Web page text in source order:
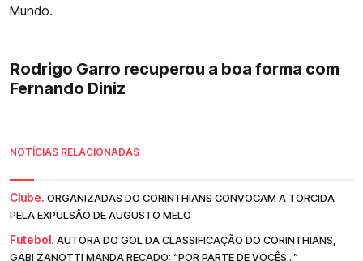
Mundo.
Rodrigo Garro recuperou a boa forma com
Fernando Diniz
NOTÍCIAS RELACIONADAS
Clube. ORGANIZADAS DO CORINTHIANS CONVOCAM A TORCIDA
PELA EXPULSÃO DE AUGUSTO MELO
Futebol. AUTORA DO GOL DA CLASSIFICAÇÃO DO CORINTHIANS,
GABI ZANOTTI MANDA RECADO: “POR PARTE DE VOCÊS...”